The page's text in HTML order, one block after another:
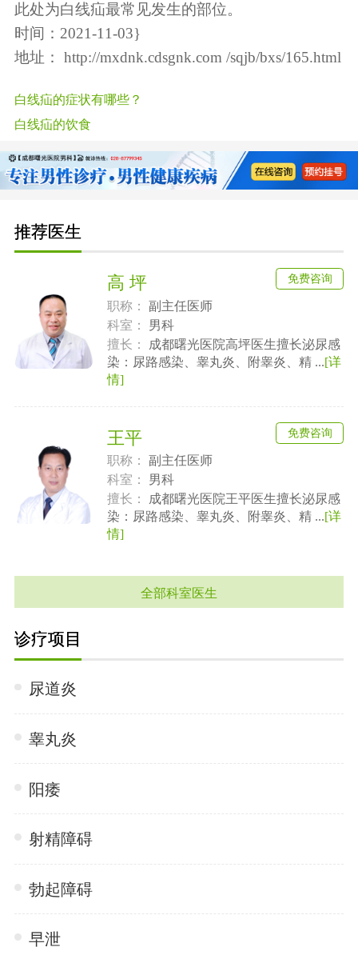
此处为白线疝最常见发生的部位。
时间：2021-11-03}
地址：
http://mxdnk.cdsgnk.com /sqjb/bxs/165.html
白线疝的症状有哪些？
白线疝的饮食
推荐医生
高 坪
职称：
副主任医师
科室：
男科
擅长：
成都曙光医院高坪医生擅长泌尿感
染：尿路感染、睾丸炎、附睾炎、精 ...[详
情]
免费咨询
王平
职称：
副主任医师
科室：
男科
擅长：
成都曙光医院王平医生擅长泌尿感
染：尿路感染、睾丸炎、附睾炎、精 ...[详
情]
免费咨询
全部科室医生
诊疗项目
尿道炎
睾丸炎
阳痿
射精障碍
勃起障碍
早泄